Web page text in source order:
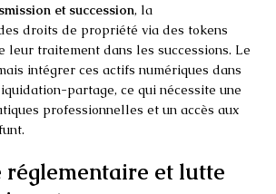
et succession, la
droits de propriété via des tokens
leur traitement dans les successions. Le
intégrer ces actifs numériques dans
partage, ce qui nécessite une
professionnelles et un accès aux
et lutte